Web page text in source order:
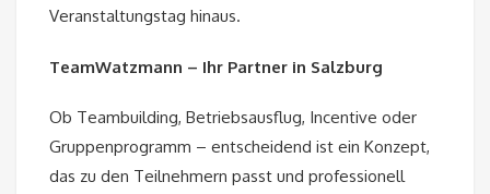
Veranstaltungstag hinaus.
TeamWatzmann – Ihr Partner in Salzburg
Ob Teambuilding, Betriebsausflug, Incentive oder
Gruppenprogramm – entscheidend ist ein Konzept,
das zu den Teilnehmern passt und professionell